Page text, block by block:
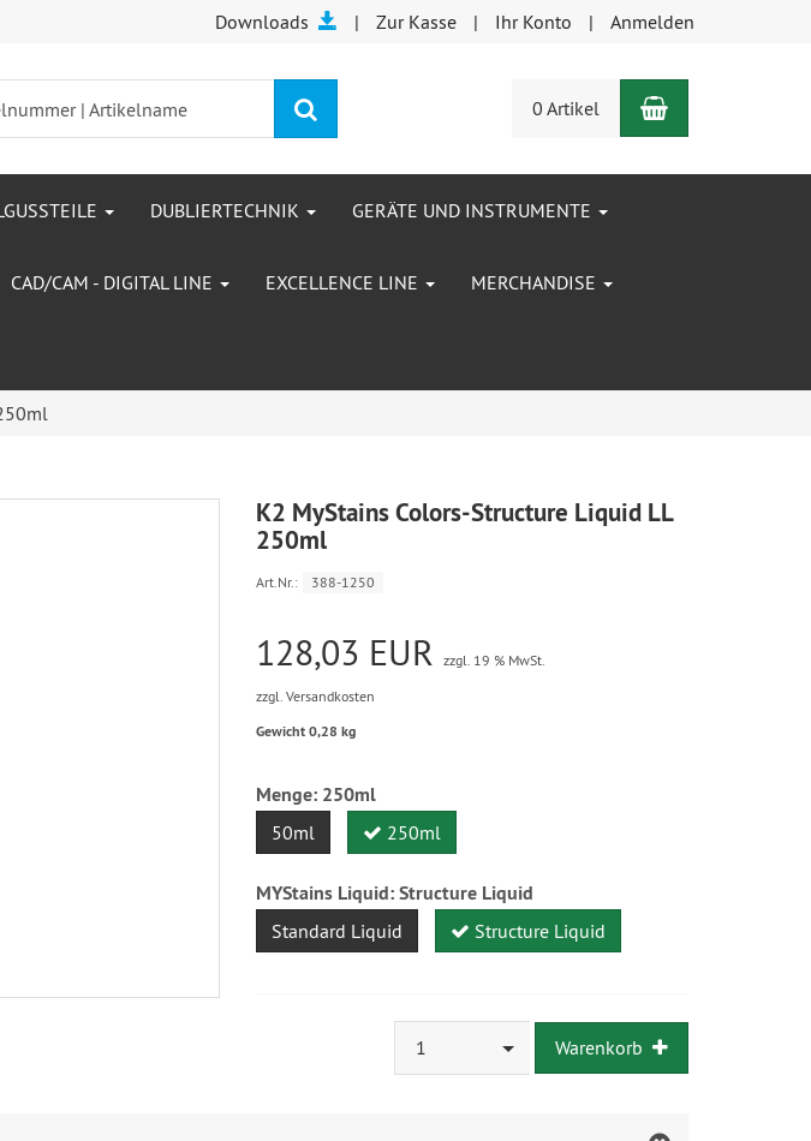
Downloads Zur Kasse Ihr Konto Anmelden
0 Artikel Warenkorb
DUBLIERTECHNIK GERÄTE UND INSTRUMENTE
CAD/CAM - DIGITAL LINE EXCELLENCE LINE MERCHANDISE
K2 MyStains Colors-Structure Liquid LL
250ml
Art.Nr.: 388-1250
128,03 EUR zzgl. 19 % MwSt.
zzgl. Versandkosten
Gewicht 0,28 kg
Menge: 250ml
50ml 250ml
MYStains Liquid:Structure Liquid
Standard Liquid Structure Liquid
1 Warenkorb